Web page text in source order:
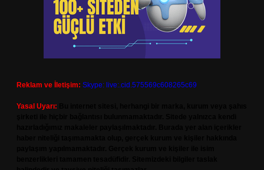
Reklam ve İletişim: Skype: live:.cid.575569c608265c69
Yasal Uyarı: